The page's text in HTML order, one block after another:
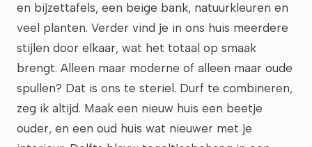
en bijzettafels, een beige bank, natuurkleuren en
veel planten. Verder vind je in ons huis meerdere
stijlen door elkaar, wat het totaal op smaak
brengt. Alleen maar moderne of alleen maar oude
spullen? Dat is ons te steriel. Durf te combineren,
zeg ik altijd. Maak een nieuw huis een beetje
ouder, en een oud huis wat nieuwer met je